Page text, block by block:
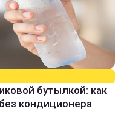
бутылкой: как
кондиционера